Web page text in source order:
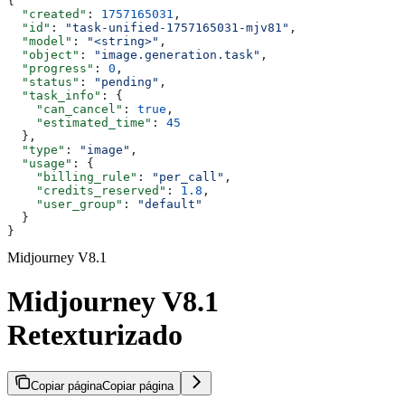
  "created"
: 1757165031 ,
  "id"
: "task-unified-1757165031-mjv81" ,
  "model"
: "<string>" ,
  "object"
: "image.generation.task" ,
  "progress"
: 0 ,
  "status"
: "pending" ,
  "task_info"
: {
    "can_cancel"
: true ,
    "estimated_time"
: 45
  },
  "type"
: "image" ,
  "usage"
: {
    "billing_rule"
: "per_call" ,
    "credits_reserved"
: 1.8 ,
    "user_group"
:
"default"
  }
}
Midjourney V8.1
Midjourney V8.1
Retexturizado
Copiar páginaCopiar página